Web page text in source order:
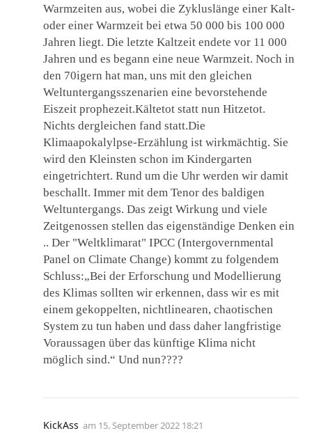
Warmzeiten aus, wobei die Zykluslänge einer Kalt-
oder einer Warmzeit bei etwa 50 000 bis 100 000
Jahren liegt. Die letzte Kaltzeit endete vor 11 000
Jahren und es begann eine neue Warmzeit. Noch in
den 70igern hat man, uns mit den gleichen
Weltuntergangsszenarien eine bevorstehende
Eiszeit prophezeit.Kältetot statt nun Hitzetot.
Nichts dergleichen fand statt.Die
Klimaapokalylpse-Erzählung ist wirkmächtig. Sie
wird den Kleinsten schon im Kindergarten
eingetrichtert. Rund um die Uhr werden wir damit
beschallt. Immer mit dem Tenor des baldigen
Weltuntergangs. Das zeigt Wirkung und viele
Zeitgenossen stellen das eigenständige Denken ein
.. Der "Weltklimarat" IPCC (Intergovernmental
Panel on Climate Change) kommt zu folgendem
Schluss:„Bei der Erforschung und Modellierung
des Klimas sollten wir erkennen, dass wir es mit
einem gekoppelten, nichtlinearen, chaotischen
System zu tun haben und dass daher langfristige
Voraussagen über das künftige Klima nicht
möglich sind.“ Und nun????
KickAss am 15. September 2022 18:21